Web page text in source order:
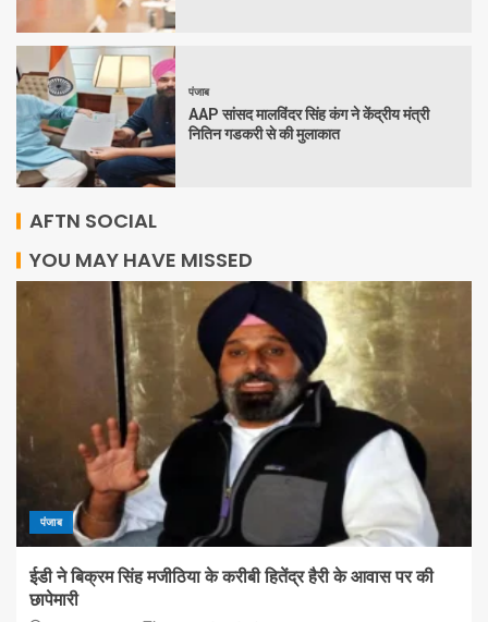
पंजाब
AAP सांसद मालविंदर सिंह कंग ने केंद्रीय मंत्री
नितिन गडकरी से की मुलाकात
AFTN SOCIAL
YOU MAY HAVE MISSED
पंजाब
ईडी ने बिक्रम सिंह मजीठिया के करीबी हितेंद्र हैरी के आवास पर की
छापेमारी